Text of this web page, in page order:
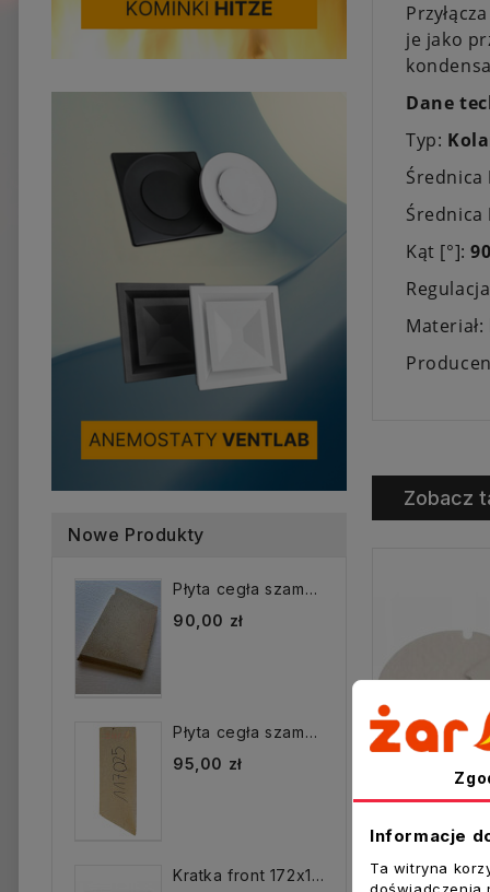
Nowe Produkty
Płyta cegła szamotowa...
90,00 zł
Płyta cegła szamotowa...
95,00 zł
Kratka front 172x172 mm...
je jako
Dane
Typ:
Średnica
Średnica
Kąt [°]:90
Materiał:
Zobacz
Informacje
Ta witryna